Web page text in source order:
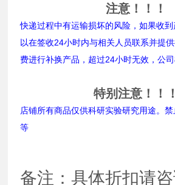
注意！！！
快递过程中有运输损坏的风险，如果收
以在签收24小时内与相关人员联系并提
费进行补换产品，超过24小时无效，公司
特别注意！！！
店铺所有商品仅供科研实验研究用途。
等
备注：具体折扣请